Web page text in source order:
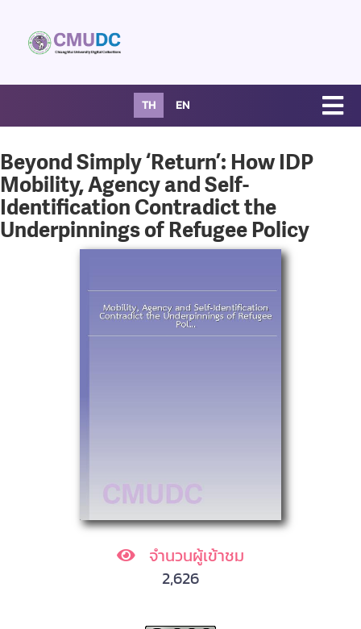
TH EN
Beyond Simply ‘Return’: How IDP
Mobility, Agency and Self-
Identification Contradict the
Underpinnings of Refugee Policy
จำนวนผู้เข้าชม
2,626